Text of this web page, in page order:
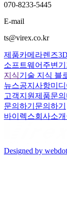
070-8233-5445
E-mail
ts@virex.co.kr
제품카메라렌즈
소프트웨어 주변기
지식기술 지식 블
뉴스공지사항미디
고객지원제품문의
문의하기 문의하기
바이렉스회사소개
Designed by webdot